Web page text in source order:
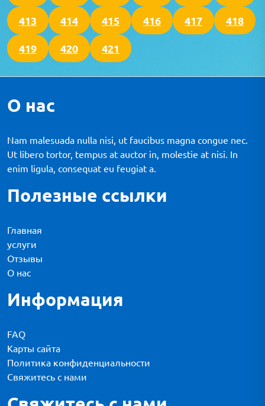
413 414 415 416 417 418
419 420 421
О нас
Nam malesuada nulla nisi, ut faucibus magna congue nec.
Ut libero tortor, tempus at auctor in, molestie at nisi. In
enim ligula, consequat eu feugiat a.
Полезные ссылки
Главная
услуги
Отзывы
О нас
Информация
FAQ
Карты сайта
Политика конфиденциальности
Свяжитесь с нами